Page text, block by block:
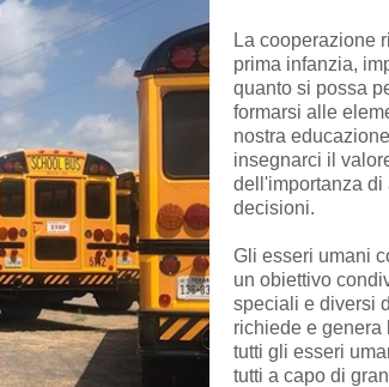
La cooperazione
prima infanzia,
quanto si possa
formarsi alle
nostra
insegnarci il
dell'importanza di
decisioni.
Gli esseri umani
un obiettivo
speciali e diversi
richiede e genera
tutti gli esseri
tutti a capo di